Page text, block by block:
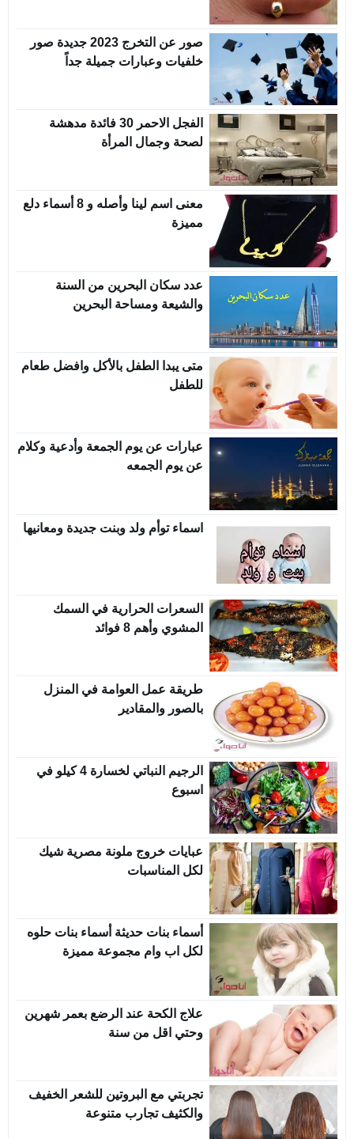
صور عن التخرج 2023 جديدة صور
خلفيات وعبارات جميلة جداً
الفجل الاحمر 30 فائدة مدهشة
لصحة وجمال المرأة
معنى اسم لينا وأصله و 8 أسماء دلع
مميزة
عدد سكان البحرين من السنة
والشيعة ومساحة البحرين
متى يبدا الطفل بالأكل وافضل طعام
للطفل
عبارات عن يوم الجمعة وأدعية وكلام
عن يوم الجمعه
اسماء توأم ولد وبنت جديدة ومعانيها
السعرات الحرارية في السمك
المشوي وأهم 8 فوائد
طريقة عمل العوامة في المنزل
بالصور والمقادير
الرجيم النباتي لخسارة 4 كيلو في
اسبوع
عبايات خروج ملونة مصرية شيك
لكل المناسبات
أسماء بنات حديثة أسماء بنات حلوه
لكل اب وام مجموعة مميزة
علاج الكحة عند الرضع بعمر شهرين
وحتي اقل من سنة
تجربتي مع البروتين للشعر الخفيف
والكثيف تجارب متنوعة